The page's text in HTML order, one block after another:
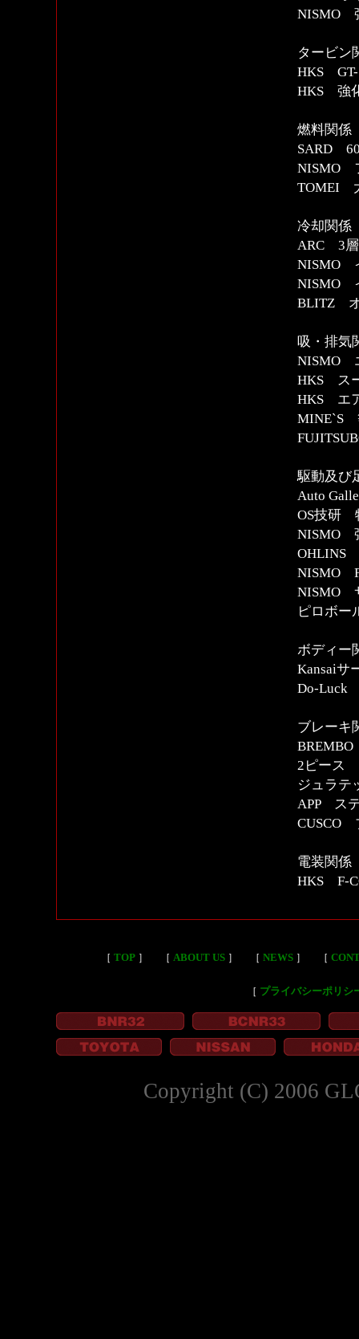
NISMO
タービン
HKS GT-
HKS 強
燃料関係
SARD
NISMO
TOMEI
冷却関係
ARC 3層
NISMO
NISMO
BLITZ
吸・排気
NISMO
HKS ス
HKS エ
MINE`S
駆動及び
Auto
OS技研
NISMO
NISMO
NISMO
ピロボー
ボディー
Kansaiサ
Do-Luck
ブレーキ
2ピース
ジュラ
APP ス
CUSCO
電装関係
HKS F-
［ TOP］ ［ ABOUT US］ ［ NEWS］ ［
［ プライバシーポリシ
Copyright (C) 2006